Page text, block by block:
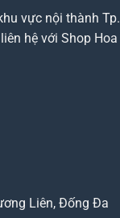
vực nội thành
hệ với Shop
Liên, Đống Đa